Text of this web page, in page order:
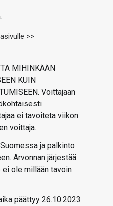
>>
MIHINKÄÄN
KUIN
Voittajaan
ei tavoiteta viikon
voittaja.
ja palkinto
Arvonnan järjestää
ei ole millään tavoin
päättyy 26.10.2023